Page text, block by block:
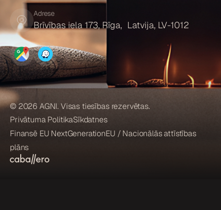
Adrese
Brīvības iela 173, Rīga, Latvija, LV-1012
© 2026 AGNI. Visas tiesības rezervētas.
Privātuma PolitikaSīkdatnes
Finansē EU NextGenerationEU / Nacionālās attīstības
plāns